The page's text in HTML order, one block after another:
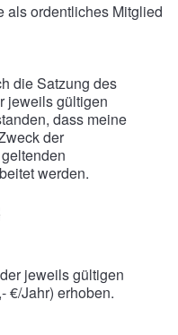
als ordentliches Mitglied
die Satzung des
jeweils gültigen
dass meine
der
werden.
jeweils gültigen
€/Jahr) erhoben.